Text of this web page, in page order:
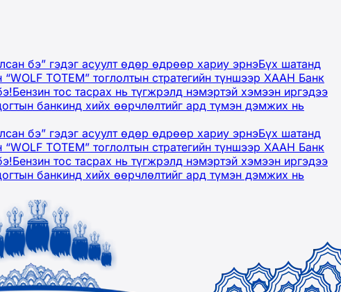
бэ” гэдэг асуулт өдөр өдрөөр хариу эрнэБүх шатанд
“WOLF TOTEM” тоглолтын стратегийн түншээр ХААН Банк
Бензин тос тасрах нь түгжрэлд нэмэртэй хэмээн иргэдээ
банкинд хийх өөрчлөлтийг ард түмэн дэмжих нь
бэ” гэдэг асуулт өдөр өдрөөр хариу эрнэБүх шатанд
“WOLF TOTEM” тоглолтын стратегийн түншээр ХААН Банк
Бензин тос тасрах нь түгжрэлд нэмэртэй хэмээн иргэдээ
банкинд хийх өөрчлөлтийг ард түмэн дэмжих нь